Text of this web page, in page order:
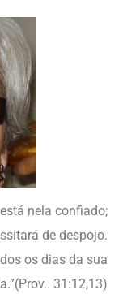
nela confiado;
de despojo.
os dias da sua
31:12,13)